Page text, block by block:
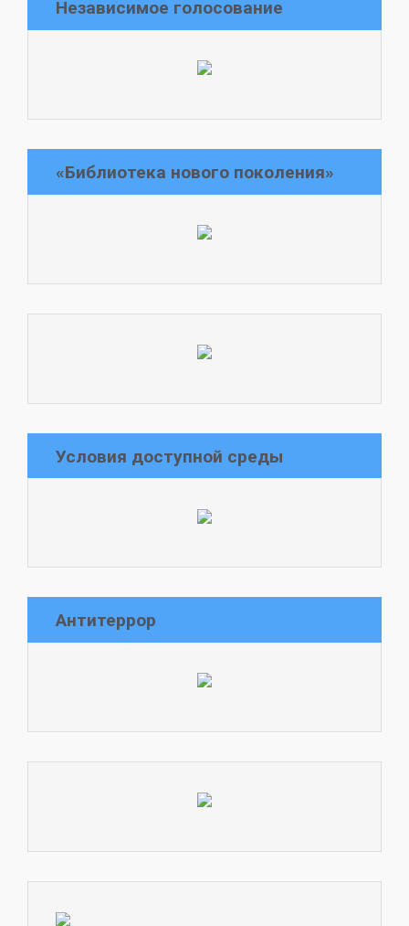
Независимое голосование
«Библиотека нового поколения»
Условия доступной среды
Антитеррор